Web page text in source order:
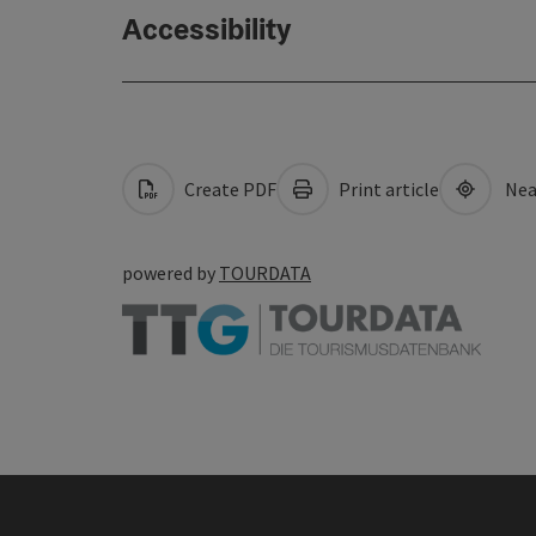
Accessibility
Create PDF Print article
powered by TOURDATA